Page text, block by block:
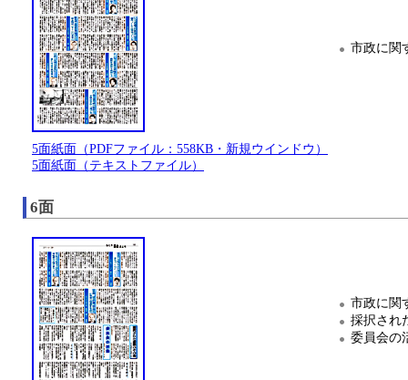
市政に関
5面紙面（PDFファイル：558KB・新規ウインドウ）
5面紙面（テキストファイル）
6面
市政に関
採択され
委員会の